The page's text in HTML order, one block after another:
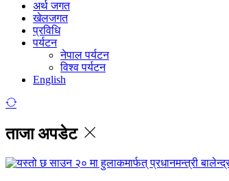
अर्थ जगत
खेलजगत
प्रविधि
पर्यटन
नेपाल पर्यटन
विश्व पर्यटन
English
ताजा अपडेट